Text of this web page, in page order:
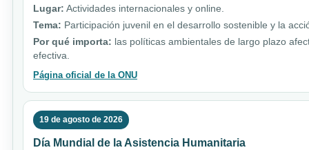
Lugar: Actividades internacionales y online.
Tema: Participación juvenil en el desarrollo sostenible y la
Por qué importa: las políticas ambientales de largo plazo
efectiva.
Página oficial de la ONU
19 de agosto de 2026
Día Mundial de la Asistencia Humanitaria